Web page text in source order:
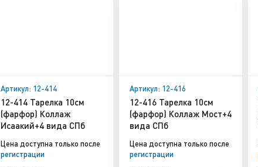
Артикул: 12-414
12-414 Тарелка 10см
(фарфор) Коллаж
Исаакий+4 вида СПб
Цена доступна только после
регистрации
Артикул: 12-416
12-416 Тарелка 10см
(фарфор) Коллаж Мост+4
вида СПб
Цена доступна только после
регистрации